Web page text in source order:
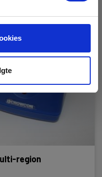
region